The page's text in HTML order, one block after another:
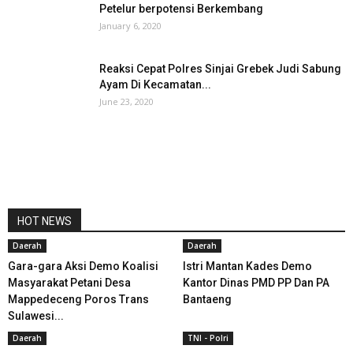
Petelur berpotensi Berkembang
January 6, 2020
Reaksi Cepat Polres Sinjai Grebek Judi Sabung
Ayam Di Kecamatan...
June 23, 2020
HOT NEWS
Daerah
Gara-gara Aksi Demo Koalisi
Masyarakat Petani Desa
Mappedeceng Poros Trans
Sulawesi...
Daerah
Istri Mantan Kades Demo
Kantor Dinas PMD PP Dan PA
Bantaeng
Daerah TNI - Polri